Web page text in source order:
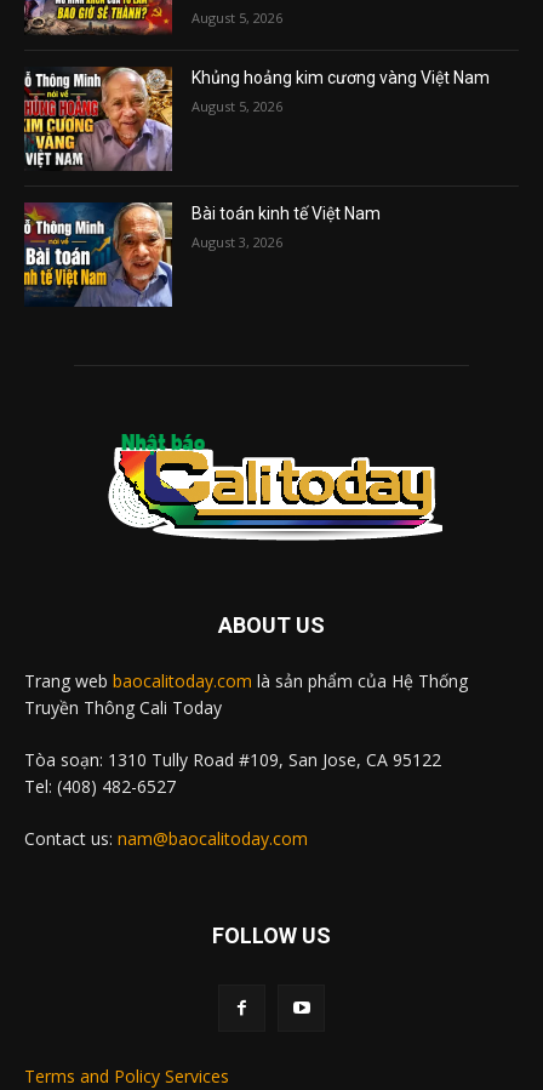
August 5, 2026
Khủng hoảng kim cương vàng Việt Nam
August 5, 2026
Bài toán kinh tế Việt Nam
August 3, 2026
ABOUT US
Trang web baocalitoday.com là sản phẩm của Hệ Thống
Truyền Thông Cali Today
Tòa soạn: 1310 Tully Road #109, San Jose, CA 95122
Tel: (408) 482-6527
Contact us: nam@baocalitoday.com
FOLLOW US
Terms and Policy Services